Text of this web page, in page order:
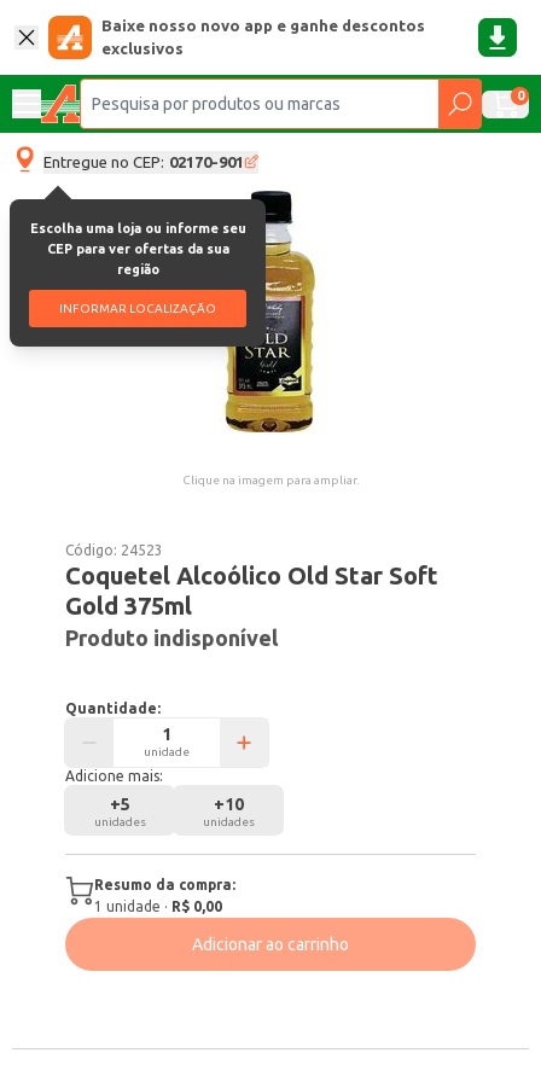
Baixe nosso novo app e ganhe descontos
exclusivos
0
Entregue no CEP: 02170-901
Escolha uma loja ou informe seu
CEP para ver ofertas da sua
região
INFORMAR LOCALIZAÇÃO
Clique na imagem para ampliar.
Código: 24523
Coquetel Alcoólico Old Star Soft
Gold 375ml
Produto indisponível
Quantidade:
unidade
Adicione mais:
+5
unidades
+10
unidades
Resumo da compra:
1 unidade · R$ 0,00
Adicionar ao carrinho